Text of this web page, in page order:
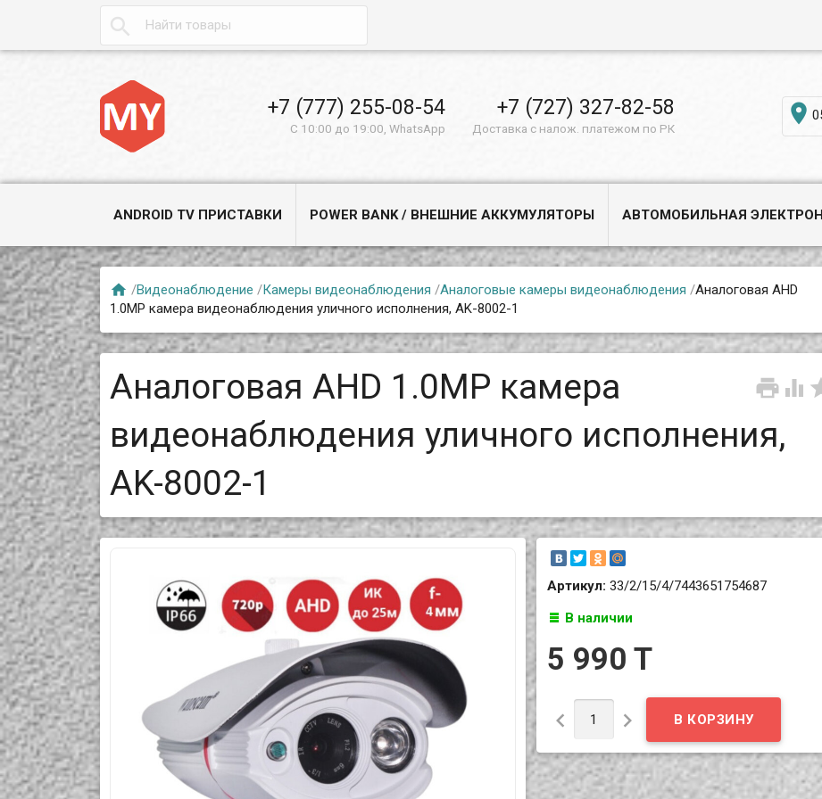

+7 (777) 255-08-54
С 10:00 до 19:00, WhatsApp
+7 (727) 327-82-58
Доставка с налож. платежом по РК

ANDROID TV ПРИСТАВКИ POWER BANK / ВНЕШНИЕ АККУМУЛЯТОРЫ АВТОМОБИЛЬНАЯ
 /Видеонаблюдение /Камеры видеонаблюдения /Аналоговые камеры видеонаблюдения /Аналоговая AHD
1.0MP камера видеонаблюдения уличного исполнения, AK-8002-1
 
Аналоговая AHD 1.0MP камера
видеонаблюдения уличного исполнения,
AK-8002-1
Артикул: 33/2/15/4/7443651754687
В наличии
5 990 T
 